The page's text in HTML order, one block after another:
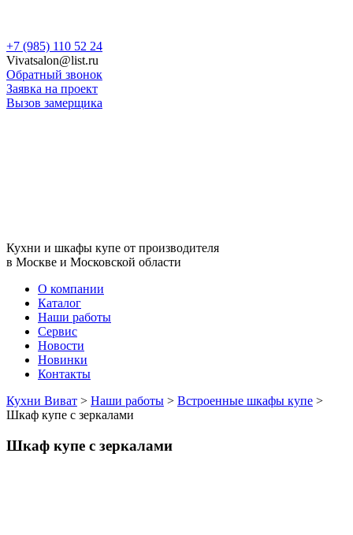
Skip
to
content
+7 (985) 110 52 24
Vivatsalon@list.ru
Обратный звонок
Заявка на проект
Вызов замерщика
Кухни и шкафы купе от производителя
в Москве и Московской области
О компании
Каталог
Наши работы
Сервис
Новости
Новинки
Контакты
Кухни Виват > Наши работы > Встроенные шкафы купе >
Шкаф купе с зеркалами
Шкаф купе с зеркалами